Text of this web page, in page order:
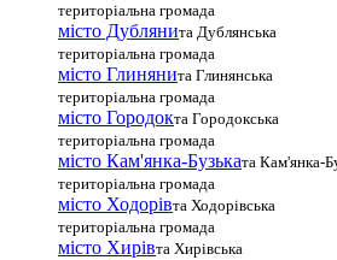
територіальна громада
місто Дублянита Дублянська
територіальна громада
місто Глинянита Глинянська
територіальна громада
місто Городокта Городокська
територіальна громада
місто Кам'янка-Бузьката Кам'янка-
територіальна громада
місто Ходорівта Ходорівська
територіальна громада
місто Хирівта Хирівська